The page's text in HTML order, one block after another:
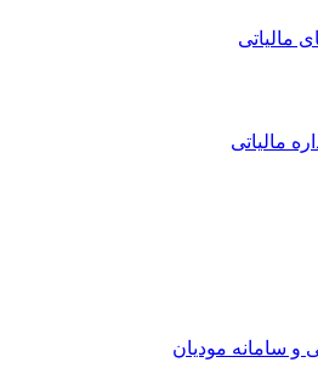
مالیاتی
مالیاتی
و سامانه مودیان